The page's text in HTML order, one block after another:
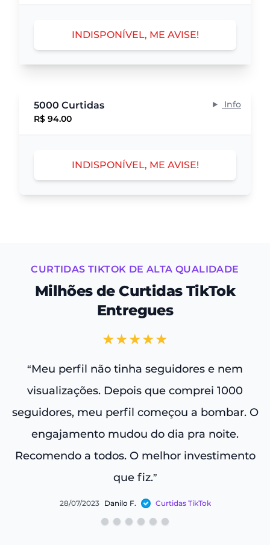
INDISPONÍVEL, ME AVISE!
5000 Curtidas
R$ 94.00
Info
INDISPONÍVEL, ME AVISE!
CURTIDAS TIKTOK DE ALTA QUALIDADE
Milhões de Curtidas TikTok
Entregues
★★★★★
“Meu perfil não tinha seguidores e nem
visualizações. Depois que comprei 1000
seguidores, meu perfil começou a bombar. O
engajamento mudou do dia pra noite.
Recomendo a todos. O melhor investimento
que fiz.”
28/07/2023 Danilo F. Curtidas TikTok